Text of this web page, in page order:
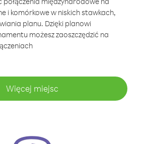
i komórkowe w niskich stawkach,
planu. Dzięki planowi
możesz zaoszczędzić na
Więcej miejsc